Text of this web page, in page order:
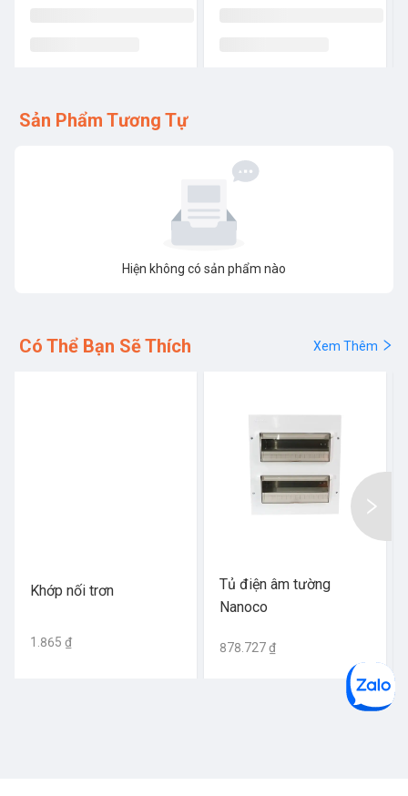
Sản Phẩm Tương Tự
Hiện không có sản phẩm nào
Có Thể Bạn Sẽ Thích Xem Thêm
Khớp nối trơn
1.865 ₫
Tủ điện âm tường
Nanoco
878.727 ₫